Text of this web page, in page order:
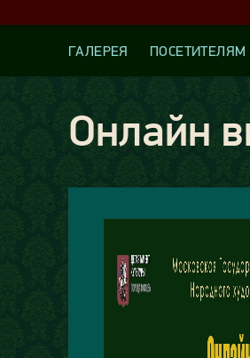
ГАЛЕРЕЯ ПОСЕТИТЕЛЯМ
Онлайн